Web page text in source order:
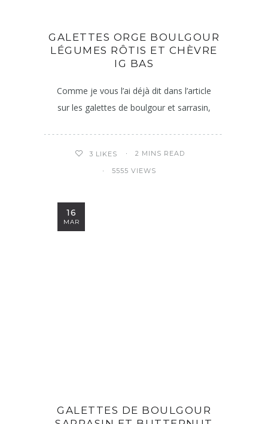
GALETTES ORGE BOULGOUR
LÉGUMES RÔTIS ET CHÈVRE
IG BAS
Comme je vous l’ai déjà dit dans l’article
sur les galettes de boulgour et sarrasin,
3 LIKES 2 MINS READ
5555 VIEWS
16
MAR
GALETTES DE BOULGOUR